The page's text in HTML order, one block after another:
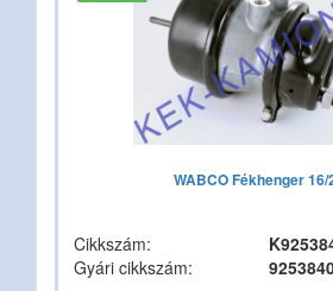
WABCO Fékhenger 16/
Cikkszám:
Gyári cikkszám: